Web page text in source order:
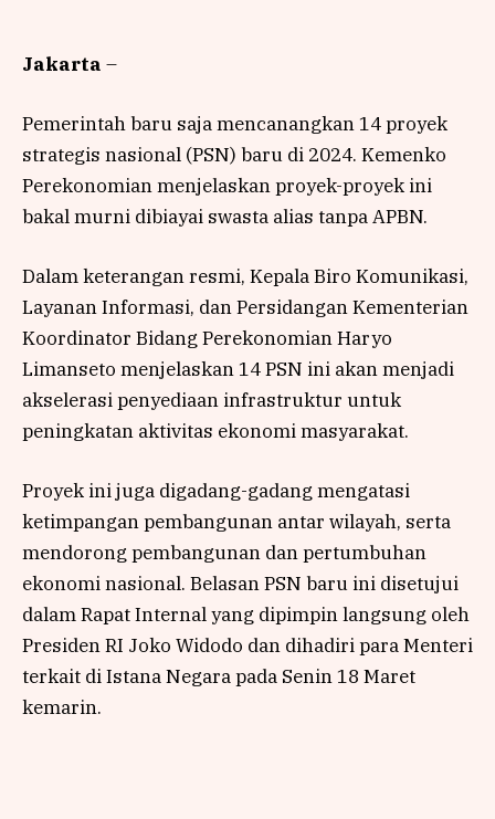
Jakarta –
Pemerintah baru saja mencanangkan 14 proyek
strategis nasional (PSN) baru di 2024. Kemenko
Perekonomian menjelaskan proyek-proyek ini
bakal murni dibiayai swasta alias tanpa APBN.
Dalam keterangan resmi, Kepala Biro Komunikasi,
Layanan Informasi, dan Persidangan Kementerian
Koordinator Bidang Perekonomian Haryo
Limanseto menjelaskan 14 PSN ini akan menjadi
akselerasi penyediaan infrastruktur untuk
peningkatan aktivitas ekonomi masyarakat.
Proyek ini juga digadang-gadang mengatasi
ketimpangan pembangunan antar wilayah, serta
mendorong pembangunan dan pertumbuhan
ekonomi nasional. Belasan PSN baru ini disetujui
dalam Rapat Internal yang dipimpin langsung oleh
Presiden RI Joko Widodo dan dihadiri para Menteri
terkait di Istana Negara pada Senin 18 Maret
kemarin.